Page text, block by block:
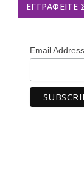
ΕΓΓΡΑΦΕΊΤΕ
Email Address